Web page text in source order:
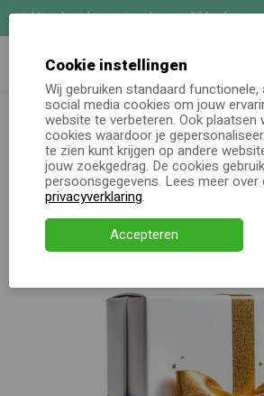
Uitgebreide maatwerk mogelijkheden
Online keuzecadeau
Kerstpakketten
Alle momenten
Verjaardagsservice
Direct bestellen
Zoeken
Oh jee, er lijkt iets niet helemaal
De pagina die je zocht lijkt helaas niet
terug naar de homepagina of neem
staan voor je klaar!
Cookie instellingen
Wij gebruiken standaard functionele,
social media cookies om jouw
website te verbeteren. Ook plaatsen
cookies waardoor je
te zien kunt krijgen op andere
jouw zoekgedrag. De cookies
persoonsgegevens. Lees meer
privacyverklaring.
Accepteren